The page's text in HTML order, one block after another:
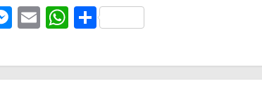
Messenger
EmailWhatsApp
Share